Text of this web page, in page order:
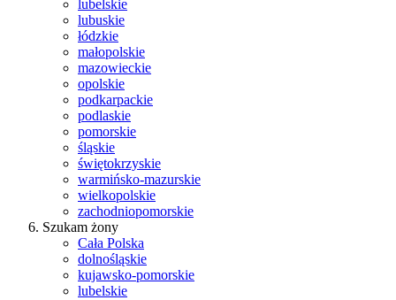
lubelskie
lubuskie
łódzkie
małopolskie
mazowieckie
opolskie
podkarpackie
podlaskie
pomorskie
śląskie
świętokrzyskie
warmińsko-mazurskie
wielkopolskie
zachodniopomorskie
Szukam żony
Cała Polska
dolnośląskie
kujawsko-pomorskie
lubelskie